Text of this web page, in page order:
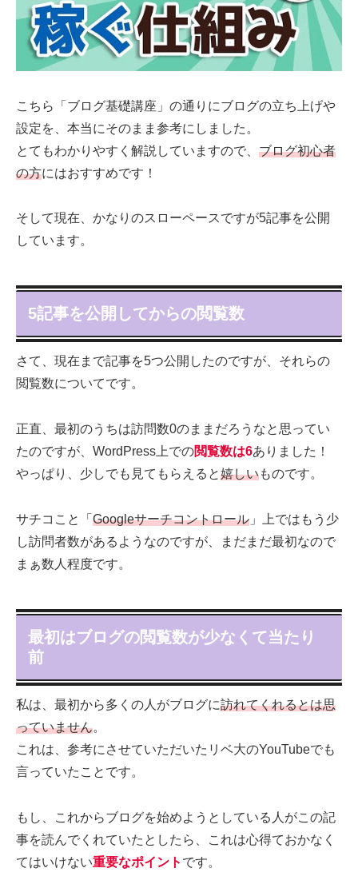
こちら「ブログ基礎講座」の通りにブログの立ち上げや
設定を、本当にそのまま参考にしました。
とてもわかりやすく解説していますので、 ブログ初心者
の方にはおすすめです！
そして現在、かなりのスローペースですが5記事を公開
しています。
5記事を公開してからの閲覧数
さて、現在まで記事を5つ公開したのですが、それらの
閲覧数についてです。
正直、最初のうちは訪問数0のままだろうなと思ってい
たのですが、WordPress上での閲覧数は6ありました！
やっぱり、少しでも見てもらえると嬉しいものです。
サチコこと「 Googleサーチコントロール 」上ではもう少
し訪問者数があるようなのですが、まだまだ最初なので
まぁ数人程度です。
最初はブログの閲覧数が少なくて当たり
前
私は、最初から多くの人がブログに訪れてくれるとは思
っていません。
これは、参考にさせていただいたリベ大のYouTubeでも
言っていたことです。
もし、これからブログを始めようとしている人がこの記
事を読んでくれていたとしたら、これは心得ておかなく
てはいけない重要なポイント です。